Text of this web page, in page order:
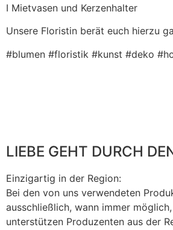
I Mietvasen und Kerzenhalter
Unsere Floristin berät euch hierzu
#blumen #floristik #kunst #deko
LIEBE GEHT DURCH
Einzigartig in der Region:
Bei den von uns verwendeten
ausschließlich, wann immer
unterstützen Produzenten aus der